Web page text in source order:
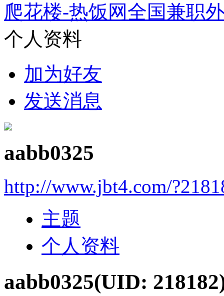
爬花楼-热饭网全国兼职
个人资料
加为好友
发送消息
aabb0325
http://www.jbt4.com/
主题
个人资料
aabb0325(UID: